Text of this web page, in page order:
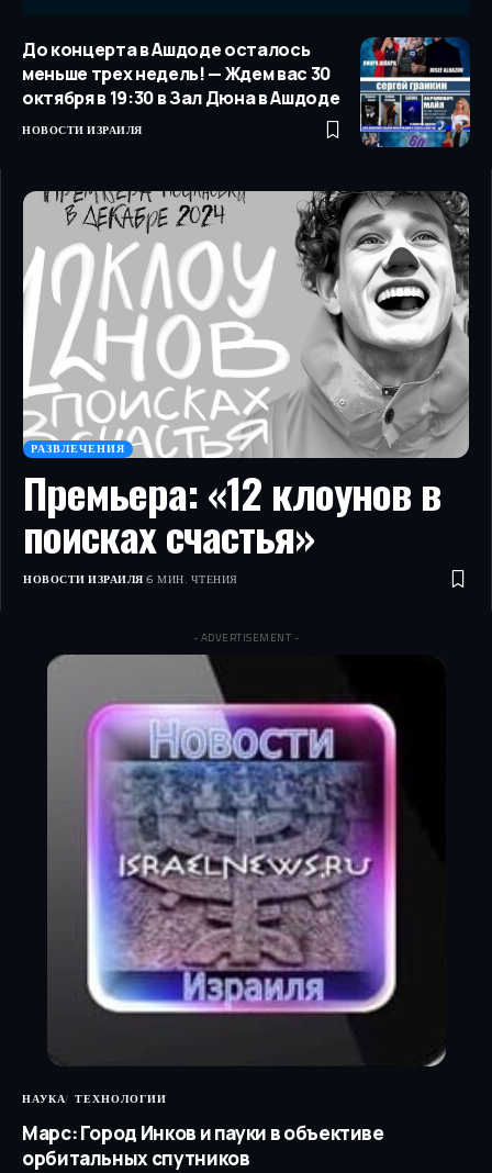
До концерта в Ашдоде осталось
меньше трех недель! — Ждем вас 30
октября в 19:30 в Зал Дюна в Ашдоде
НОВОСТИ ИЗРАИЛЯ
РАЗВЛЕЧЕНИЯ
Премьера: «12 клоунов в
поисках счастья»
НОВОСТИ ИЗРАИЛЯ 6 МИН. ЧТЕНИЯ
- ADVERTISEMENT -
НАУКА ТЕХНОЛОГИИ
Марс: Город Инков и пауки в объективе
орбитальных спутников